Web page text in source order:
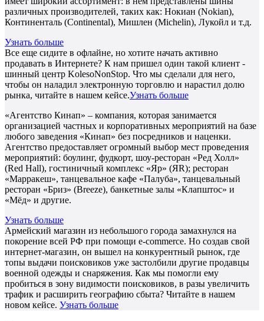
различных производителей, таких как: Нокиан (Nokian),
Континенталь (Continental), Мишлен (Michelin), Лукойл и т.д.
Узнать больше
Все еще сидите в офлайне, но хотите начать активно
продавать в Интернете? К нам пришел один такой клиент -
шинный центр KolesoNonStop. Что мы сделали для него,
чтобы он наладил электронную торговлю и нарастил долю
рынка, читайте в нашем кейсе.Узнать больше
«Агентство Кинап» – компания, которая занимается
организацией частных и корпоративных мероприятий на базе
любого заведения «Кинап» без посредников и наценки.
Агентство предоставляет огромный выбор мест проведения
мероприятий: боулинг, фудкорт, шоу-ресторан «Ред Холл»
(Red Hall), гостиничный комплекс «Яр» (ЯR); ресторан
«Марракеш», танцевальное кафе «Палуба», танцевальный
ресторан «Бриз» (Breeze), банкетные залы «Клапштос» и
«Мёд» и другие.
Узнать больше
Армейский магазин из небольшого города замахнулся на
покорение всей РФ при помощи e-commerce. Но создав свой
интернет-магазин, он вышел на конкурентный рынок, где
топы выдачи поисковиков уже застолбили другие продавцы
военной одежды и снаряжения. Как мы помогли ему
пробиться в зону видимости поисковиков, в разы увеличить
трафик и расширить географию сбыта? Читайте в нашем
новом кейсе. Узнать больше